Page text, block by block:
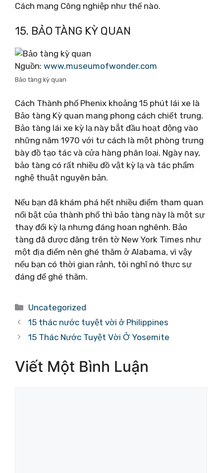
Cách mạng Công nghiệp như thế nào.
15. BẢO TÀNG KỲ QUAN
Nguồn: www.museumofwonder.com
Bảo tàng kỳ quan
Cách Thành phố Phenix khoảng 15 phút lái xe là
Bảo tàng Kỳ quan mang phong cách chiết trung.
Bảo tàng lái xe kỳ lạ này bắt đầu hoạt động vào
những năm 1970 với tư cách là một phòng trưng
bày đồ tạo tác và cửa hàng phân loại. Ngày nay,
bảo tàng có rất nhiều đồ vật kỳ lạ và tác phẩm
nghệ thuật nguyên bản.
Nếu bạn đã khám phá hết nhiều điểm tham quan
nổi bật của thành phố thì bảo tàng này là một sự
thay đổi kỳ lạ nhưng đáng hoan nghênh. Bảo
tàng đã được đăng trên tờ New York Times như
một địa điểm nên ghé thăm ở Alabama, vì vậy
nếu bạn có thời gian rảnh, tôi nghĩ nó thực sự
đáng để ghé thăm.
Danh
mục
Uncategorized
15 thác nước tuyệt vời ở Philippines
15 Thác Nước Tuyệt Vời Ở Yosemite
Viết Một Bình Luận